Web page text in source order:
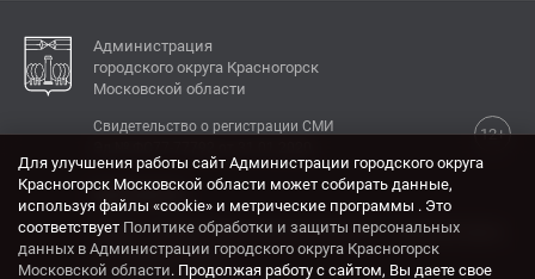
Администрация
городского округа Красногорск
Московской области
12+
Свидетельство о регистрации СМИ
КОНТАКТЫ
Адрес: 143404, Московская область, г. Красногорск,
ул. Ленина, дом 4.
Для улучшения работы сайт Администрации городского округа
Красногорск Московской области может собирать данные,
используя файлы «cookie» и метрические программы . Это
соответствует Политике обработки и защиты персональных
данных в Администрации городского округа Красногорск
Московской области. Продолжая работу с сайтом, Вы даете свое